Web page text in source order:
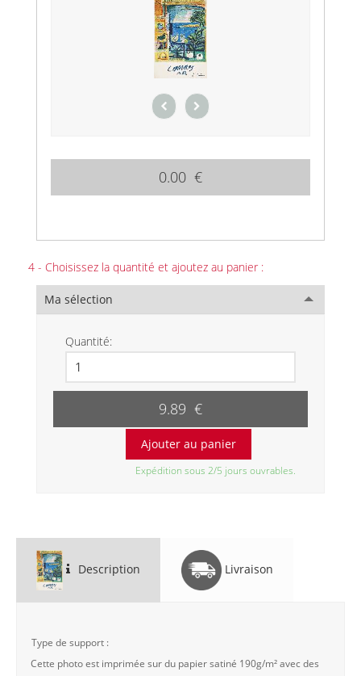
0.00 €
4 - Choisissez la quantité et ajoutez au panier :
Ma sélection
Quantité:
9.89 €
Expédition sous 2/5 jours ouvrables.
Description Livraison
Type de support :
Cette photo est imprimée sur du papier satiné 190g/m² avec des